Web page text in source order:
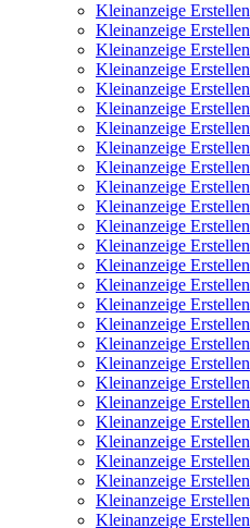
Kleinanzeige Erstellen
Kleinanzeige Erstellen
Kleinanzeige Erstellen
Kleinanzeige Erstellen
Kleinanzeige Erstellen
Kleinanzeige Erstellen
Kleinanzeige Erstellen
Kleinanzeige Erstellen
Kleinanzeige Erstellen
Kleinanzeige Erstellen
Kleinanzeige Erstellen
Kleinanzeige Erstellen
Kleinanzeige Erstellen
Kleinanzeige Erstellen
Kleinanzeige Erstellen
Kleinanzeige Erstellen
Kleinanzeige Erstellen
Kleinanzeige Erstellen
Kleinanzeige Erstellen
Kleinanzeige Erstellen
Kleinanzeige Erstellen
Kleinanzeige Erstellen
Kleinanzeige Erstellen
Kleinanzeige Erstellen
Kleinanzeige Erstellen
Kleinanzeige Erstellen
Kleinanzeige Erstellen